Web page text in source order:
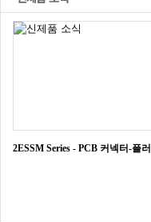
2ESSM Series - PCB 커넥터-플